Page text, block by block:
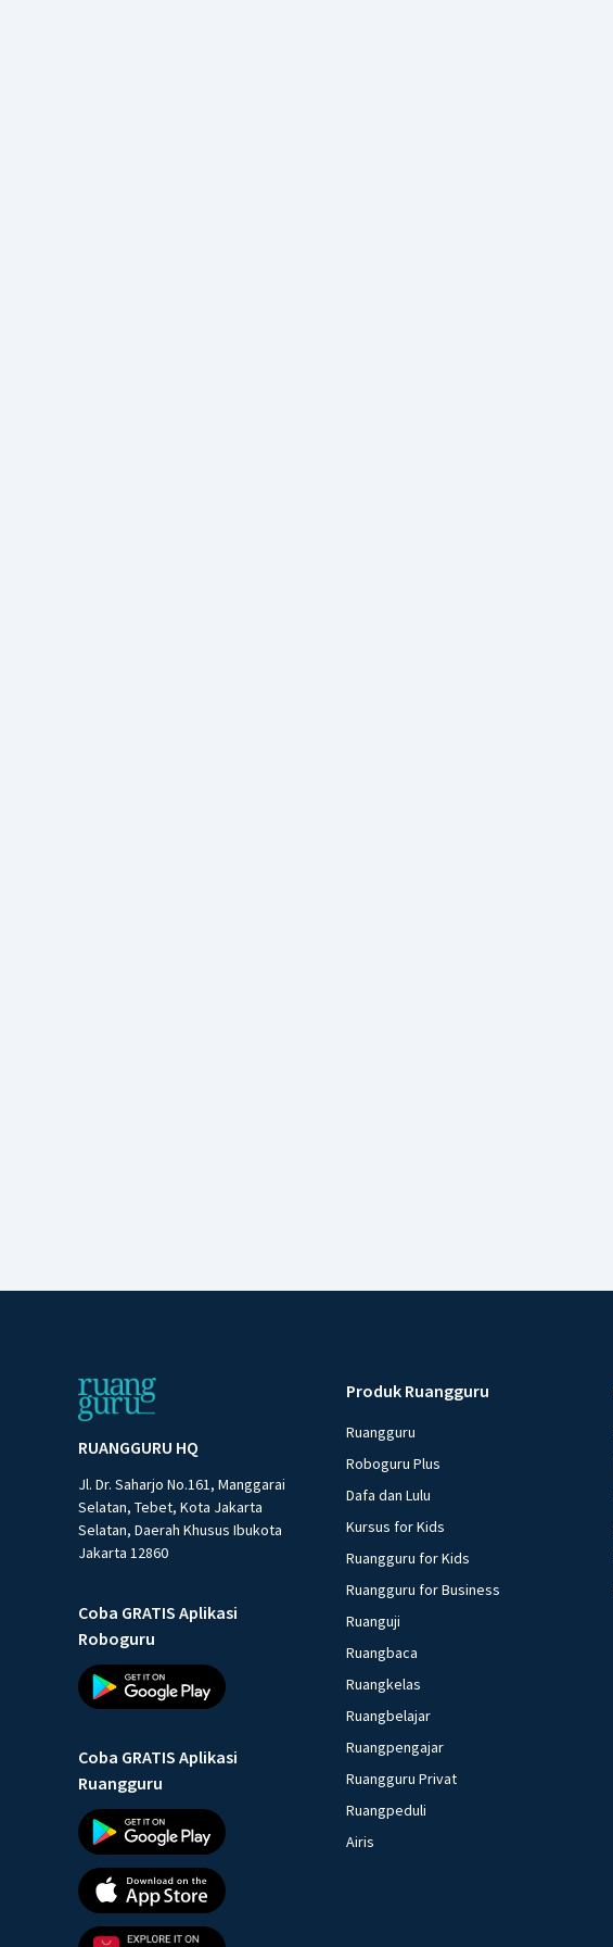
RUANGGURU HQ
Jl. Dr. Saharjo No.161, Manggarai
Selatan, Tebet, Kota Jakarta
Selatan, Daerah Khusus Ibukota
Jakarta 12860
Coba GRATIS Aplikasi
Roboguru
Coba GRATIS Aplikasi
Ruangguru
Produk Ruangguru
Ruangguru
Roboguru Plus
Dafa dan Lulu
Kursus for Kids
Ruangguru for Kids
Ruangguru for Business
Ruanguji
Ruangbaca
Ruangkelas
Ruangbelajar
Ruangpengajar
Ruangguru Privat
Ruangpeduli
Airis